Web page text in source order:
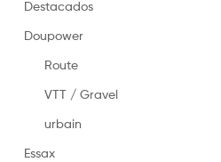
en
–
fabriquées
en
Destacados
Doupower
Route
VTT / Gravel
urbain
Essax